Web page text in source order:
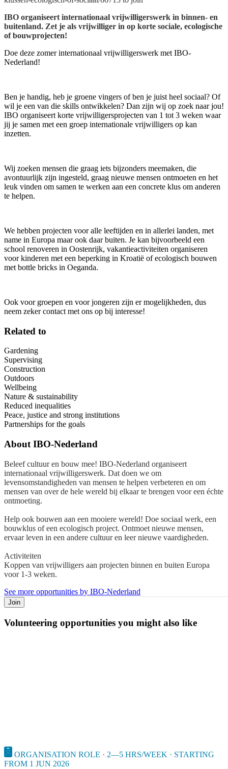
IBO organiseert internationaal vrijwilligerswerk in binnen- en
buitenland. Zet je als vrijwilliger in op korte sociale, ecologische
of bouwprojecten!
Doe deze zomer internationaal vrijwilligerswerk met IBO-
Nederland!
Ben je handig, heb je groene vingers of ben je juist heel sociaal? Of
wil je een van die skills ontwikkelen? Dan zijn wij op zoek naar jou!
IBO organiseert korte vrijwilligersprojecten van 1 tot 3 weken waar
jij je samen met een groep internationale vrijwilligers op kan
inzetten.
Wij zoeken mensen die graag iets bijzonders meemaken, die
avontuurlijk zijn ingesteld, graag nieuwe mensen ontmoeten en het
leuk vinden om samen te werken aan een concrete klus om anderen
te helpen.
We hebben projecten voor alle leeftijden en in allerlei landen, met
name in Europa maar ook daar buiten. Je kan bijvoorbeeld een
school renoveren in Oostenrijk, vakantieactiviteiten organiseren
voor kinderen met een beperking in Kroatië of ecologisch bouwen
met bottle bricks in Oeganda.
Ook voor groepen en voor jongeren zijn er mogelijkheden, dus
neem zeker contact met ons op bij interesse!
Related to
Gardening
Supervising
Construction
Outdoors
Wellbeing
Nature & sustainability
Reduced inequalities
Peace, justice and strong institutions
Partnerships for the goals
About IBO-Nederland
Beleef cultuur en bouw mee! IBO-Nederland organiseert
internationaal vrijwilligerswerk. Dat doen we om
levensomstandigheden van mensen te helpen verbeteren en om
mensen van over de hele wereld bij elkaar te brengen voor een échte
ontmoeting.
Help ook bouwen aan een mooiere wereld! Doe sociaal werk, een
bouwklus of een ecologisch project. Ontmoet nieuwe mensen,
ervaar leven in een andere cultuur en leer nieuwe vaardigheden.
Activiteiten
Koppen van vrijwilligers aan projecten binnen en buiten Europa
voor 1-3 weken.
See more opportunities by IBO-Nederland
Join
Volunteering opportunities you might also like
ORGANISATION ROLE · 2—5 HRS/WEEK · STARTING
FROM 1 JUN 2026